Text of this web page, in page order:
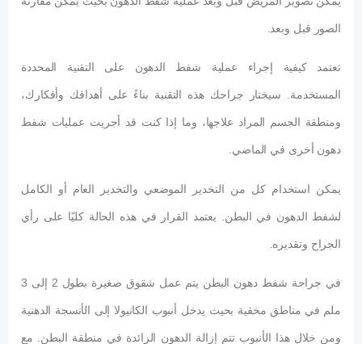
الصور قبل وبعد.
تعتمد كيفية إجراء عملية شفط الدهون على التقنية المحددة
المستخدمة. سيختار جراحك هذه التقنية بناءً على أهدافك وأفكارك،
ومنطقة الجسم المراد علاجها، وما إذا كنت قد أجريت عمليات شفط
دهون أخرى في الماضي.
يمكن استخدام كل من التخدير الموضعي والتخدير العام أو الكامل
لشفط الدهون في البطن. يعتمد القرار في هذه الحالة كليًا على رأي
الجراح وتقديره.
في جراحة شفط دهون البطن يتم عمل شقوق صغيرة بطول 2 إلى 3
ملم في مناطق مخفية بحيث يدخل أنبوب الكانيولا إلى الأنسجة الدهنية
ومن خلال هذا الأنبوب تتم إزالة الدهون الزائدة في منطقة البطن. مع